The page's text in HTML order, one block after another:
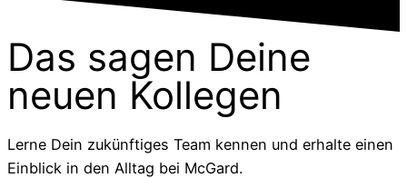
Das sagen Deine
neuen Kollegen
Lerne Dein zukünftiges Team kennen und erhalte einen
Einblick in den Alltag bei McGard.